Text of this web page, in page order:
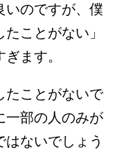
いのですが、僕
ことがない」
ます。
たことがないで
一部の人のみが
ないでしょう